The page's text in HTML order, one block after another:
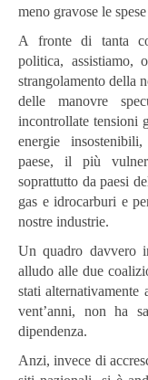
meno gravose le
A fronte di tanta
politica, assistiamo,
strangolamento della
delle manovre
incontrollate tensioni
energie
paese, il più
soprattutto da paesi
gas e idrocarburi e
nostre industrie.
Un quadro davvero
alludo alle due
stati
vent’anni, non ha
dipendenza.
Anzi, invece di